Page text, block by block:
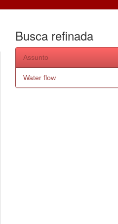
Busca refinada
Assunto
Water flow